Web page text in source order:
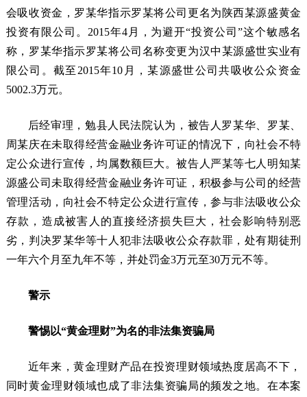
会吸收资金，罗某华指示罗某将公司更名为陕西某源盛黄金
投资有限公司。2015年4月，为避开“投资公司”这个敏感名
称，罗某华指示罗某将公司名称变更为汉中某源盛世实业有
限公司。截至2015年10月，某源盛世公司共吸收公众资金
5002.3万元。
后经审理，勉县人民法院认为，被告人罗某华、罗某、
周某庆在未取得经营金融业务许可证的情况下，向社会不特
定公众进行宣传，均属数额巨大。被告人严某等七人明知某
源盛公司未取得经营金融业务许可证，积极参与公司的经营
管理活动，向社会不特定公众进行宣传，参与非法吸收公众
存款，造成被害人的直接经济损失巨大，社会影响特别恶
劣，判决罗某华等十人犯非法吸收公众存款罪，处有期徒刑
一年六个月至九年不等，并处罚金3万元至30万元不等。
警示
警惕以“黄金理财”为名的非法集资骗局
近年来，黄金理财产品在投资理财领域热度居高不下，
同时黄金理财领域也成了非法集资骗局的频发之地。在本案